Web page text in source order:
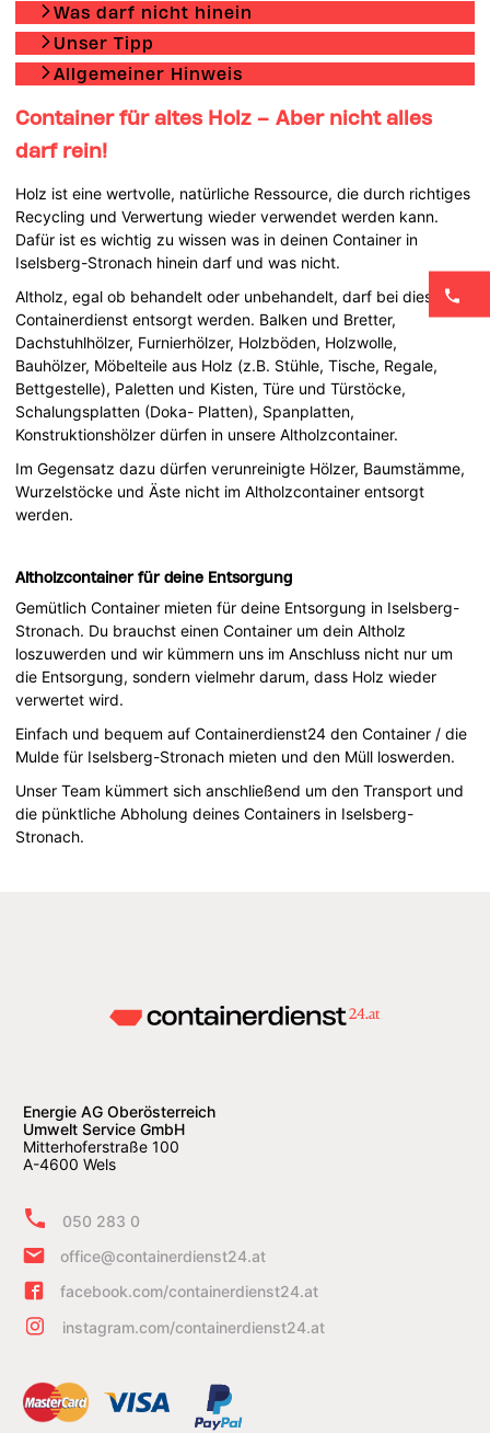
Was darf nicht hinein
Unser Tipp
Allgemeiner Hinweis
Container für altes Holz – Aber nicht alles
darf rein!
Holz ist eine wertvolle, natürliche Ressource, die durch richtiges
Recycling und Verwertung wieder verwendet werden kann.
Dafür ist es wichtig zu wissen was in deinen Container in
Iselsberg-Stronach hinein darf und was nicht.
Altholz, egal ob behandelt oder unbehandelt, darf bei diesem
Containerdienst entsorgt werden. Balken und Bretter,
Dachstuhlhölzer, Furnierhölzer, Holzböden, Holzwolle,
Bauhölzer, Möbelteile aus Holz (z.B. Stühle, Tische, Regale,
Bettgestelle), Paletten und Kisten, Türe und Türstöcke,
Schalungsplatten (Doka- Platten), Spanplatten,
Konstruktionshölzer dürfen in unsere Altholzcontainer.
Im Gegensatz dazu dürfen verunreinigte Hölzer, Baumstämme,
Wurzelstöcke und Äste nicht im Altholzcontainer entsorgt
werden.
Altholzcontainer für deine Entsorgung
Gemütlich Container mieten für deine Entsorgung in Iselsberg-
Stronach. Du brauchst einen Container um dein Altholz
loszuwerden und wir kümmern uns im Anschluss nicht nur um
die Entsorgung, sondern vielmehr darum, dass Holz wieder
verwertet wird.
Einfach und bequem auf Containerdienst24 den Container / die
Mulde für Iselsberg-Stronach mieten und den Müll loswerden.
Unser Team kümmert sich anschließend um den Transport und
die pünktliche Abholung deines Containers in Iselsberg-
Stronach.
Energie AG Oberösterreich
Umwelt Service GmbH
Mitterhoferstraße 100
A-4600 Wels
050 283 0
office@containerdienst24.at
facebook.com/containerdienst24.at
instagram.com/containerdienst24.at